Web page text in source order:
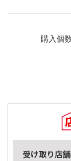
購入個
受け取り店舗